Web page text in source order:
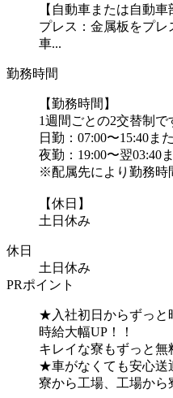
【自動車または自動車
プレス：金属板をプ
車...
勤務時間
【勤務時間】
1週間ごとの2交替制で
日勤：07:00〜15:40ま
夜勤：19:00〜翌03:40
※配属先により勤務時
【休日】
土日休み
休日
土日休み
PRポイント
★入社初日からずっと
時給大幅UP！！
キレイな寮もずっと無
★車がなくても安心
寮から工場、工場から